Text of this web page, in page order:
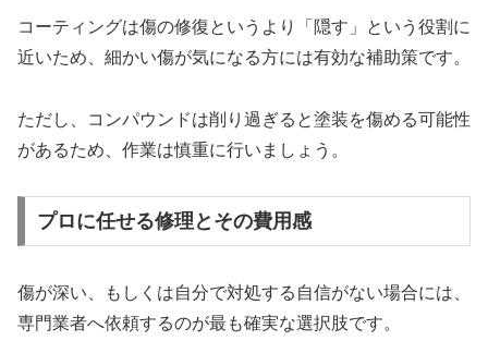
コーティングは傷の修復というより「隠す」という役割に
近いため、細かい傷が気になる方には有効な補助策です。
ただし、コンパウンドは削り過ぎると塗装を傷める可能性
があるため、作業は慎重に行いましょう。
プロに任せる修理とその費用感
傷が深い、もしくは自分で対処する自信がない場合には、
専門業者へ依頼するのが最も確実な選択肢です。